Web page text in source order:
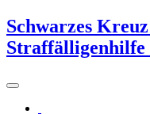
Schwarzes
Straffälligenhilfe